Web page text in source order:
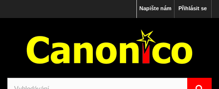
Přihlásit se
Napište nám